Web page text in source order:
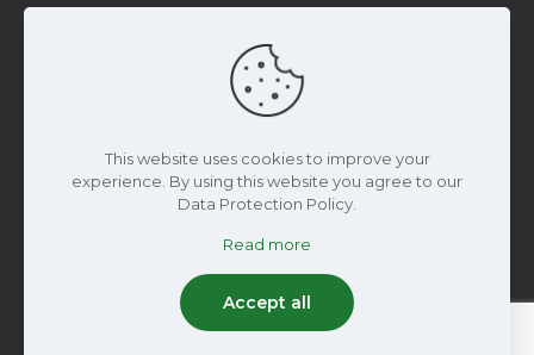
Centro di formazione
Risorse di marketing
Materiale di Supporto
2024 Wiseconn Engineering | Tutti i diritti riservati
This website uses cookies to improve your
experience. By using this website you agree to our
Data Protection Policy.
Read more
Accept all